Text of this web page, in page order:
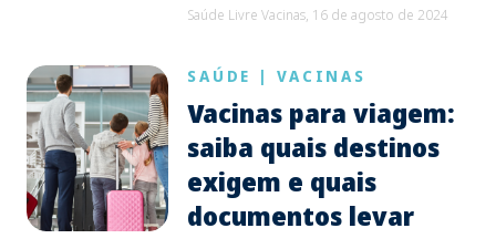
Saúde Livre Vacinas, 16 de agosto de 2024
SAÚDE | VACINAS
Vacinas para viagem:
saiba quais destinos
exigem e quais
documentos levar